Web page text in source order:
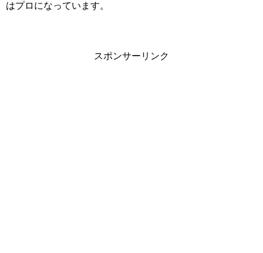
はプロになっています。
スポンサーリンク